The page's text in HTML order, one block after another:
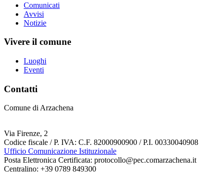
Comunicati
Avvisi
Notizie
Vivere il comune
Luoghi
Eventi
Contatti
Comune di Arzachena
Via Firenze, 2
Codice fiscale / P. IVA: C.F. 82000900900 / P.I. 00330040908
Ufficio Comunicazione Istituzionale
Posta Elettronica Certificata: protocollo@pec.comarzachena.it
Centralino: +39 0789 849300